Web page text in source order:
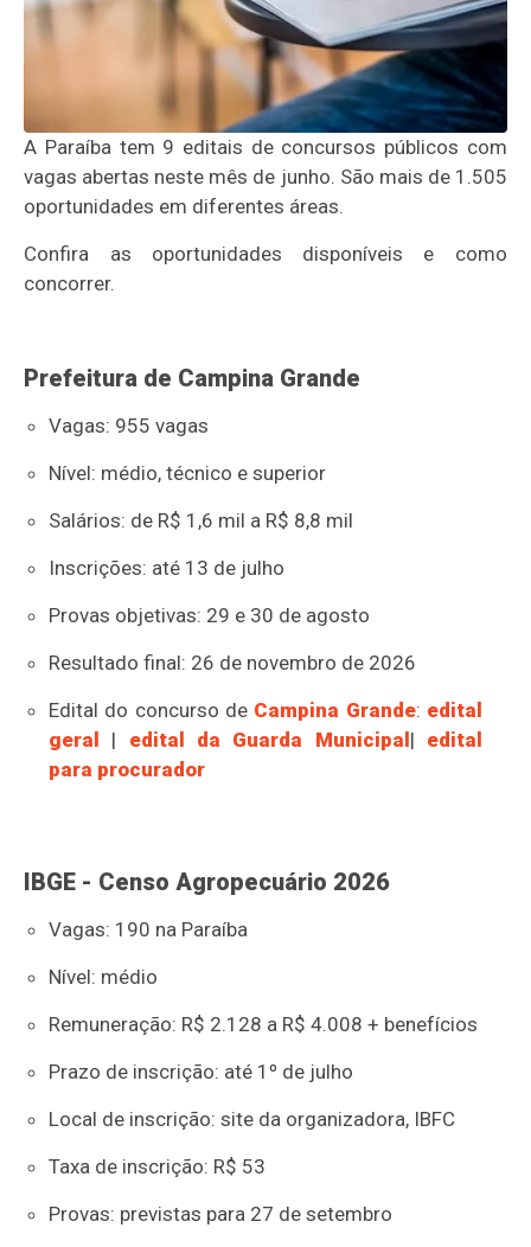
A Paraíba tem 9 editais de concursos públicos com
vagas abertas neste mês de junho. São mais de 1.505
oportunidades em diferentes áreas.
Confira as oportunidades disponíveis e como
concorrer.
Prefeitura de Campina Grande
Vagas: 955 vagas
Nível: médio, técnico e superior
Salários: de R$ 1,6 mil a R$ 8,8 mil
Inscrições: até 13 de julho
Provas objetivas: 29 e 30 de agosto
Resultado final: 26 de novembro de 2026
Edital do concurso de Campina Grande: edital
geral | edital da Guarda Municipal| edital
para procurador
IBGE - Censo Agropecuário 2026
Vagas: 190 na Paraíba
Nível: médio
Remuneração: R$ 2.128 a R$ 4.008 + benefícios
Prazo de inscrição: até 1º de julho
Local de inscrição: site da organizadora, IBFC
Taxa de inscrição: R$ 53
Provas: previstas para 27 de setembro